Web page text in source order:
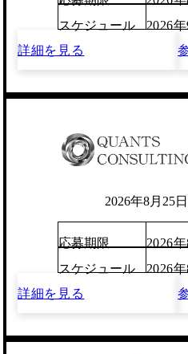
スケジュール
2026
詳細を見る
2026年8月25
応募期限
2026
スケジュール
2026
詳細を見る